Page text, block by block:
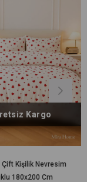
Çift Kişilik Nevresim
Pamuklu Çift